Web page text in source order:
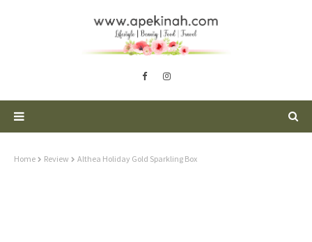
Home Review Althea Holiday Gold Sparkling Box